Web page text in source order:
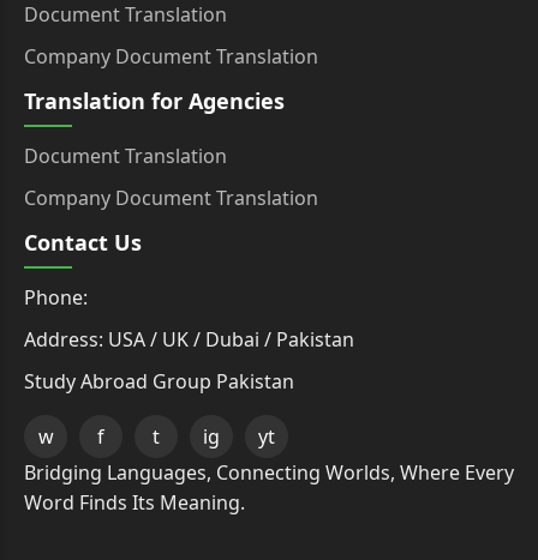
Document Translation
Company Document Translation
Translation for Agencies
Document Translation
Company Document Translation
Contact Us
Phone:
Address: USA / UK / Dubai / Pakistan
Study Abroad Group Pakistan
w f t ig
yt
Bridging Languages, Connecting Worlds, Where Every
Word Finds Its Meaning.